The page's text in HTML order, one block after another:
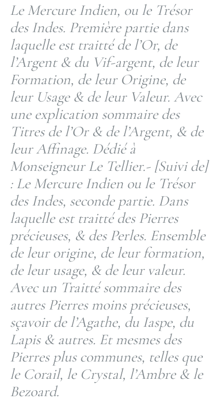
Le Mercure Indien, ou le Trésor
des Indes. Première partie dans
laquelle est traitté de l’Or, de
l’Argent & du Vif-argent, de leur
Formation, de leur Origine, de
leur Usage & de leur Valeur. Avec
une explication sommaire des
Titres de l’Or & de l’Argent, & de
leur Affinage. Dédié à
Monseigneur Le Tellier.- [Suivi de]
: Le Mercure Indien ou le Trésor
des Indes, seconde partie. Dans
laquelle est traitté des Pierres
précieuses, & des Perles. Ensemble
de leur origine, de leur formation,
de leur usage, & de leur valeur.
Avec un Traitté sommaire des
autres Pierres moins précieuses,
sçavoir de l’Agathe, du Iaspe, du
Lapis & autres. Et mesmes des
Pierres plus communes, telles que
le Corail, le Crystal, l’Ambre & le
Bezoard.